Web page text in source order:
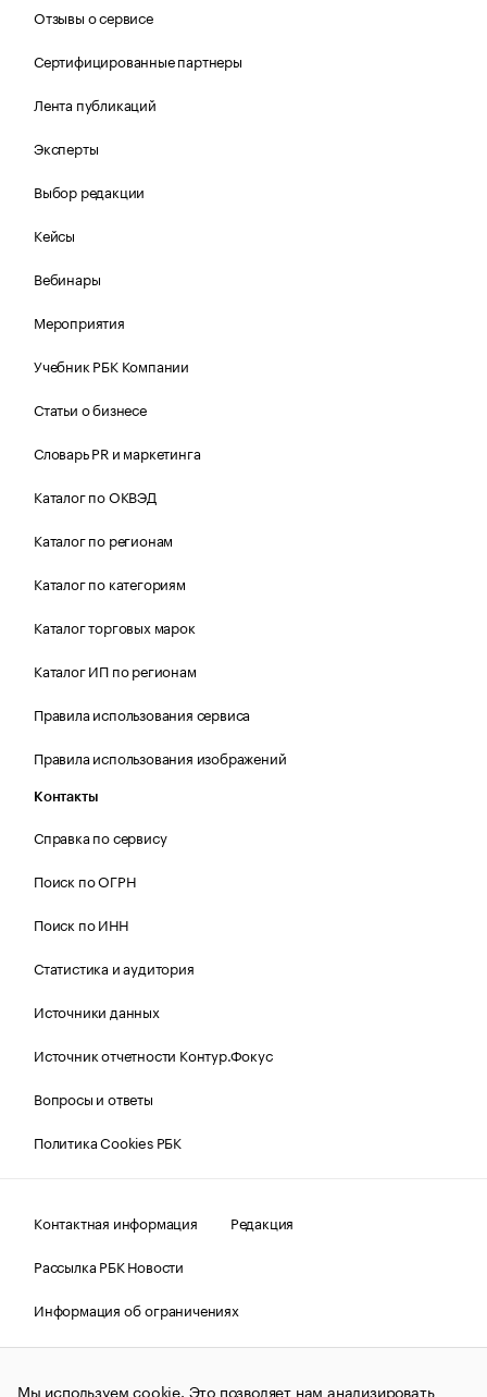
Отзывы о сервисе
Сертифицированные партнеры
Лента публикаций
Эксперты
Выбор редакции
Кейсы
Вебинары
Мероприятия
Учебник РБК Компании
Статьи о бизнесе
Словарь PR и маркетинга
Каталог по ОКВЭД
Каталог по регионам
Каталог по категориям
Каталог торговых марок
Каталог ИП по регионам
Правила использования сервиса
Правила использования изображений
Контакты
Справка по сервису
Поиск по ОГРН
Поиск по ИНН
Статистика и аудитория
Источники данных
Источник отчетности Контур.Фокус
Вопросы и ответы
Политика Cookies РБК
Контактная информация
Редакция
Рассылка РБК Новости
Информация об ограничениях
Правовая информация
О соблюдении авторских прав
Мы используем cookie. Это позволяет нам анализировать